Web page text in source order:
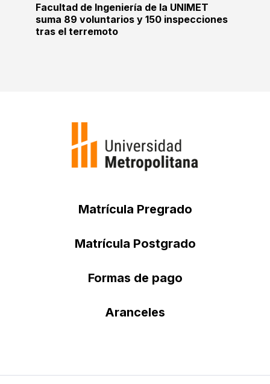
Facultad de Ingeniería de la UNIMET
suma 89 voluntarios y 150 inspecciones
tras el terremoto
Matrícula Pregrado
Matrícula Postgrado
Formas de pago
Aranceles